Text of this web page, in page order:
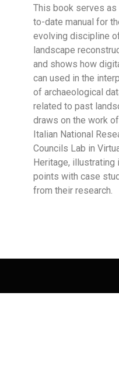
This book serves as
to-date manual for
evolving discipline
landscape
and shows how
can used in the
of archaeological
related to past
draws on the work
Italian National
Councils Lab in
Heritage, illustrating
points with case
from their research.